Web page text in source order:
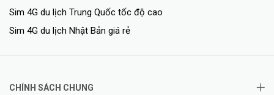
Hỗ trợ VPN Server
Sim 4G du lịch Trung Quốc tốc độ cao
Sim 4G du lịch Nhật Bản giá rẻ
CHÍNH SÁCH CHUNG